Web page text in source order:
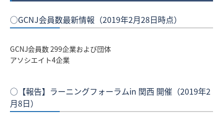
○GCNJ会員数最新情報（2019年2月28日時点）
GCNJ会員数 299企業および団体
アソシエイト4企業
○【報告】ラーニングフォーラムin 関西 開催（2019年2
月8日）